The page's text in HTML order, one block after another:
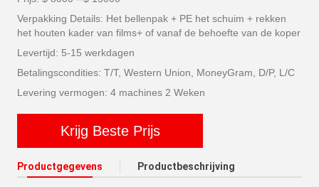
Verpakking Details: Het bellenpak + PE het schuim + rekken
het houten kader van films+ of vanaf de behoefte van de koper
Levertijd: 5-15 werkdagen
Betalingscondities: T/T, Western Union, MoneyGram, D/P, L/C
Levering vermogen: 4 machines 2 Weken
Krijg Beste Prijs
Productgegevens Productbeschrijving